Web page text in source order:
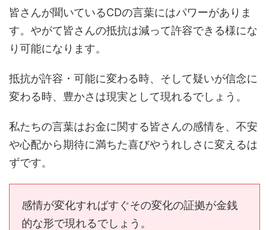
皆さんが聞いているCDの言葉にはパワーがありま
す。やがて皆さんの抵抗は減って許容できる様にな
り可能になります。
抵抗が許容・可能に変わる時、そして疑いが信念に
変わる時、豊かさは現実として現れるでしょう。
私たちの言葉はお金に関する皆さんの感情を、不安
や心配から期待に満ちた喜びやうれしさに変えるは
ずです。
感情が変化すればすぐその変化の証拠が金銭
的な形で現れるでしょう。